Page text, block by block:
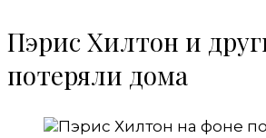
Пэрис Хилтон и
потеряли дома